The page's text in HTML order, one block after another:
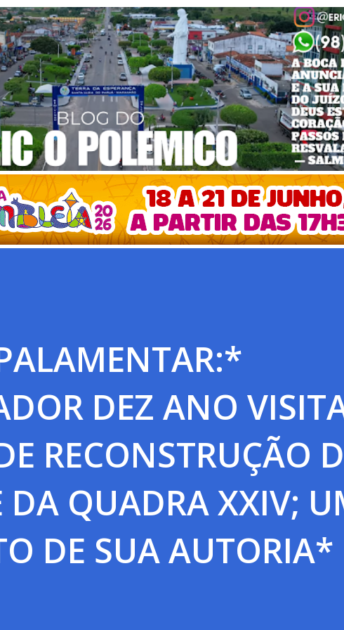
Pular para o conteúdo principal
DEZ ANO
RECONSTRUÇÃO
DA QUADRA XXIV;
DE SUA AUTORIA*